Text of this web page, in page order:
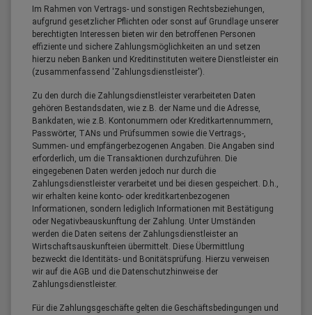
Im Rahmen von Vertrags- und sonstigen Rechtsbeziehungen,
aufgrund gesetzlicher Pflichten oder sonst auf Grundlage unserer
berechtigten Interessen bieten wir den betroffenen Personen
effiziente und sichere Zahlungsmöglichkeiten an und setzen
hierzu neben Banken und Kreditinstituten weitere Dienstleister ein
(zusammenfassend 'Zahlungsdienstleister').
Zu den durch die Zahlungsdienstleister verarbeiteten Daten
gehören Bestandsdaten, wie z.B. der Name und die Adresse,
Bankdaten, wie z.B. Kontonummern oder Kreditkartennummern,
Passwörter, TANs und Prüfsummen sowie die Vertrags-,
Summen- und empfängerbezogenen Angaben. Die Angaben sind
erforderlich, um die Transaktionen durchzuführen. Die
eingegebenen Daten werden jedoch nur durch die
Zahlungsdienstleister verarbeitet und bei diesen gespeichert. D.h.,
wir erhalten keine konto- oder kreditkartenbezogenen
Informationen, sondern lediglich Informationen mit Bestätigung
oder Negativbeauskunftung der Zahlung. Unter Umständen
werden die Daten seitens der Zahlungsdienstleister an
Wirtschaftsauskunfteien übermittelt. Diese Übermittlung
bezweckt die Identitäts- und Bonitätsprüfung. Hierzu verweisen
wir auf die AGB und die Datenschutzhinweise der
Zahlungsdienstleister.
Für die Zahlungsgeschäfte gelten die Geschäftsbedingungen und